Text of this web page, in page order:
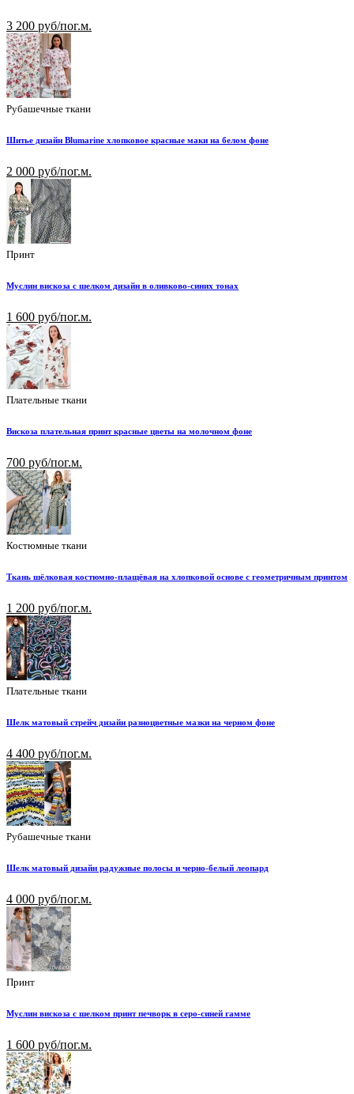
3 200 руб/пог.м.
Рубашечные ткани
Шитье дизайн Blumarine хлопковое красные маки на белом фоне
2 000 руб/пог.м.
Принт
Муслин вискоза с шелком дизайн в оливково-синих тонах
1 600 руб/пог.м.
Плательные ткани
Вискоза плательная принт красные цветы на молочном фоне
700 руб/пог.м.
Костюмные ткани
Ткань шёлковая костюмно-плащёвая на хлопковой основе с геометричным принтом
1 200 руб/пог.м.
Плательные ткани
Шелк матовый стрейч дизайн разноцветные мазки на черном фоне
4 400 руб/пог.м.
Рубашечные ткани
Шелк матовый дизайн радужные полосы и черно-белый леопард
4 000 руб/пог.м.
Принт
Муслин вискоза с шелком принт печворк в серо-синей гамме
1 600 руб/пог.м.